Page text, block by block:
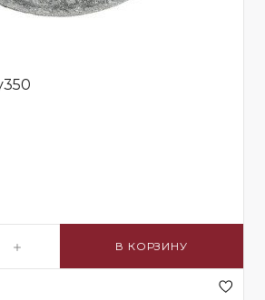
В КОРЗИНУ